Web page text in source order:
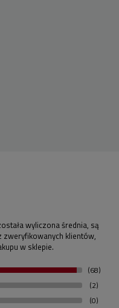
wyliczona średnia, są
klientów,
w sklepie.
(68)
(2)
(0)